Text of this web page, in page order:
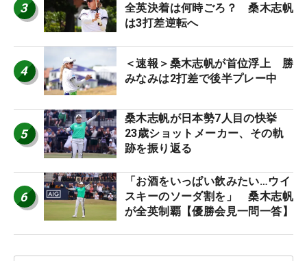
3
全英決着は何時ごろ？ 桑木志帆
は3打差逆転へ
4
＜速報＞桑木志帆が首位浮上 勝
みなみは2打差で後半プレー中
5
桑木志帆が日本勢7人目の快挙
23歳ショットメーカー、その軌
跡を振り返る
6
「お酒をいっぱい飲みたい…ウイ
スキーのソーダ割を」 桑木志帆
が全英制覇【優勝会見一問一答】